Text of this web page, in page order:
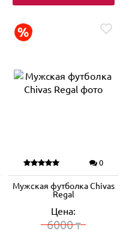
0
Мужская футболка Chivas
Regal
Цена:
6000₸